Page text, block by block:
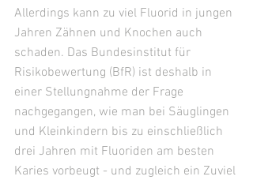
Allerdings kann zu viel Fluorid in jungen
Jahren Zähnen und Knochen auch
schaden. Das Bundesinstitut für
Risikobewertung (BfR) ist deshalb in
einer Stellungnahme der Frage
nachgegangen, wie man bei Säuglingen
und Kleinkindern bis zu einschließlich
drei Jahren mit Fluoriden am besten
Karies vorbeugt - und zugleich ein Zuviel